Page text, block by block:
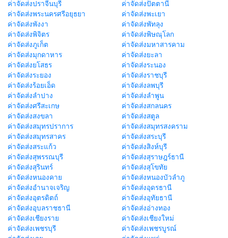
ค่าจัดส่งปราจีนบุรี
ค่าจัดส่งปัตตานี
ค่าจัดส่งพระนครศรีอยุธยา
ค่าจัดส่งพะเยา
ค่าจัดส่งพังงา
ค่าจัดส่งพัทลุง
ค่าจัดส่งพิจิตร
ค่าจัดส่งพิษณุโลก
ค่าจัดส่งภูเก็ต
ค่าจัดส่งมหาสารคาม
ค่าจัดส่งมุกดาหาร
ค่าจัดส่งยะลา
ค่าจัดส่งยโสธร
ค่าจัดส่งระนอง
ค่าจัดส่งระยอง
ค่าจัดส่งราชบุรี
ค่าจัดส่งร้อยเอ็ด
ค่าจัดส่งลพบุรี
ค่าจัดส่งลำปาง
ค่าจัดส่งลำพูน
ค่าจัดส่งศรีสะเกษ
ค่าจัดส่งสกลนคร
ค่าจัดส่งสงขลา
ค่าจัดส่งสตูล
ค่าจัดส่งสมุทรปราการ
ค่าจัดส่งสมุทรสงคราม
ค่าจัดส่งสมุทรสาคร
ค่าจัดส่งสระบุรี
ค่าจัดส่งสระแก้ว
ค่าจัดส่งสิงห์บุรี
ค่าจัดส่งสุพรรณบุรี
ค่าจัดส่งสุราษฎร์ธานี
ค่าจัดส่งสุรินทร์
ค่าจัดส่งสุโขทัย
ค่าจัดส่งหนองคาย
ค่าจัดส่งหนองบัวลำภู
ค่าจัดส่งอำนาจเจริญ
ค่าจัดส่งอุดรธานี
ค่าจัดส่งอุตรดิตถ์
ค่าจัดส่งอุทัยธานี
ค่าจัดส่งอุบลราชธานี
ค่าจัดส่งอ่างทอง
ค่าจัดส่งเชียงราย
ค่าจัดส่งเชียงใหม่
ค่าจัดส่งเพชรบุรี
ค่าจัดส่งเพชรบูรณ์